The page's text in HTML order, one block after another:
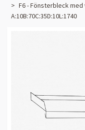
F6 - Fönsterbleck
A:10B:70C:35D:10L:1740